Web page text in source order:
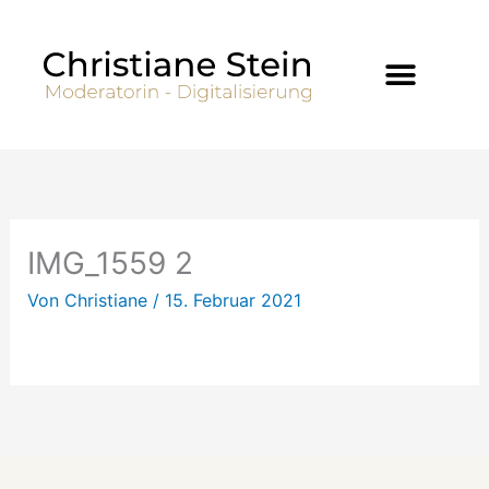
springen
IMG_1559 2
Von Christiane / 15. Februar 2021